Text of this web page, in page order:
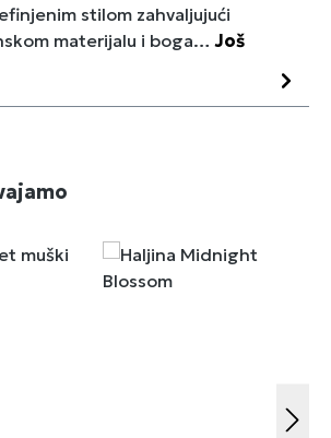
stilom zahvaljujući
materijalu i boga…Još